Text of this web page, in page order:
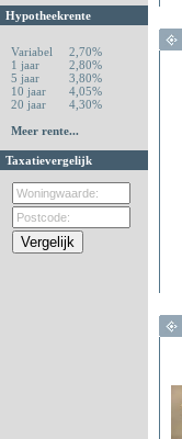
Hypotheekrente
Variabel
2,70%
1 jaar
2,80%
5 jaar
3,80%
10 jaar
4,05%
20 jaar
4,30%
Meer rente...
Taxatievergelijk